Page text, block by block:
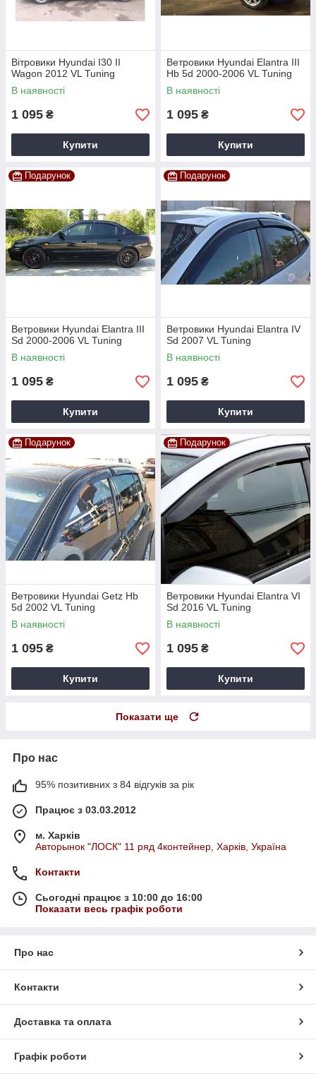
Вітровики Hyundai I30 II
Wagon 2012 VL Tuning
В наявності
1 095 ₴
Купити
Ветровики Hyundai Elantra III
Hb 5d 2000-2006 VL Tuning
В наявності
1 095 ₴
Купити
Подарунок
Ветровики Hyundai Elantra III
Sd 2000-2006 VL Tuning
В наявності
1 095 ₴
Купити
Подарунок
Ветровики Hyundai Elantra IV
Sd 2007 VL Tuning
В наявності
1 095 ₴
Купити
Подарунок
Ветровики Hyundai Getz Hb
5d 2002 VL Tuning
В наявності
1 095 ₴
Купити
Подарунок
Ветровики Hyundai Elantra VI
Sd 2016 VL Tuning
В наявності
1 095 ₴
Купити
Показати ще
Про нас
95% позитивних з 84 відгуків за рік
Працює з 03.03.2012
м. Харків
Авторынок "ЛОСК" 11 ряд 4контейнер, Харків, Україна
Контакти
Сьогодні працює з 10:00 до 16:00
Показати весь графік роботи
Про нас
Контакти
Доставка та оплата
Графік роботи